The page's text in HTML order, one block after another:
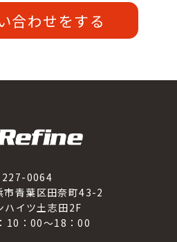
合わせをする
227-0064
市青葉区田奈町43-2
ハイツ土志田2F
10：00～18：00